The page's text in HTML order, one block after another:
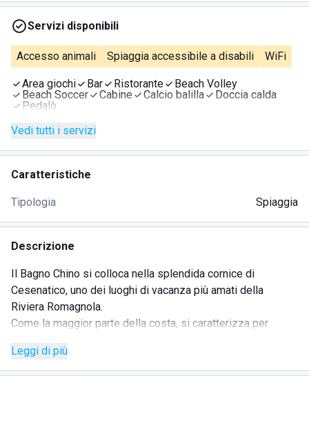
Servizi disponibili
Accesso animali Spiaggia accessibile a disabili WiFi
Area giochi Bar Ristorante
Beach Volley
Beach Soccer
Cabine Calcio balilla
Doccia calda
Pedalò
Vedi tutti i servizi
Caratteristiche
Tipologia Spiaggia
Descrizione
Il Bagno Chino si colloca nella splendida cornice di
Cesenatico, uno dei luoghi di vacanza più amati della
Riviera Romagnola.
Come la maggior parte della costa, si caratterizza per
che permette di porre gli ombrelloni su più file lasciando un
discreto spazio tra loro, così da rispettare le norme per
Leggi di più